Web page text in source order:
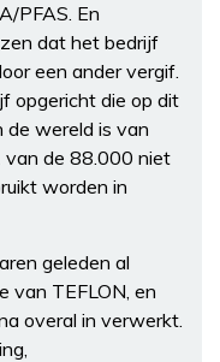
PFAS. En
dat het bedrijf
een ander vergif.
opgericht die op dit
de wereld is van
van de 88.000 niet
worden in
geleden al
van TEFLON, en
overal in verwerkt.